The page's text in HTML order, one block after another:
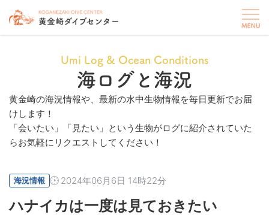
Umi Log & Ocean Conditions
海ログと海況
黄金崎の海況情報や、最新の水中生物情報を毎日更新でお届
けします！
「会いたい」「見たい」という生物がログに紹介されていた
らお気軽にリクエストしてください！
海況情報 2024年06月6日 14時22分
ハナイカは一度は見ておきたい